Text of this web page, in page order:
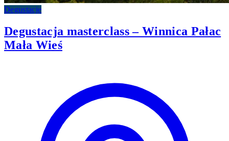
Degustacje
Degustacja masterclass – Winnica Pałac
Mała Wieś